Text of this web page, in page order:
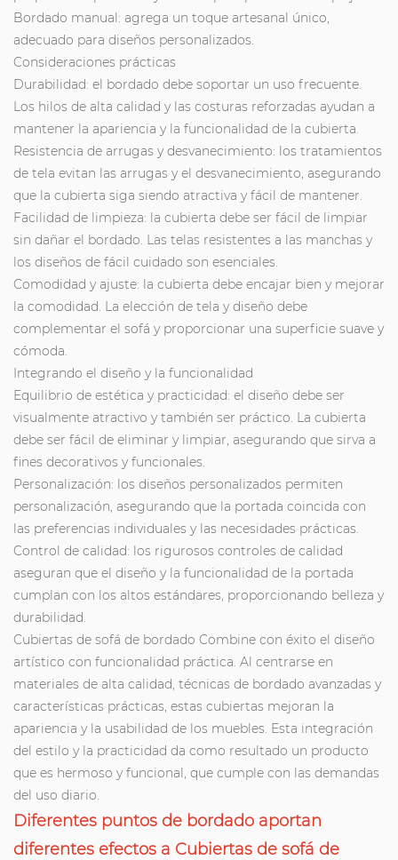
Bordado manual: agrega un toque artesanal único,
adecuado para diseños personalizados.
Consideraciones prácticas
Durabilidad: el bordado debe soportar un uso frecuente.
Los hilos de alta calidad y las costuras reforzadas ayudan a
mantener la apariencia y la funcionalidad de la cubierta.
Resistencia de arrugas y desvanecimiento: los tratamientos
de tela evitan las arrugas y el desvanecimiento, asegurando
que la cubierta siga siendo atractiva y fácil de mantener.
Facilidad de limpieza: la cubierta debe ser fácil de limpiar
sin dañar el bordado. Las telas resistentes a las manchas y
los diseños de fácil cuidado son esenciales.
Comodidad y ajuste: la cubierta debe encajar bien y mejorar
la comodidad. La elección de tela y diseño debe
complementar el sofá y proporcionar una superficie suave y
cómoda.
Integrando el diseño y la funcionalidad
Equilibrio de estética y practicidad: el diseño debe ser
visualmente atractivo y también ser práctico. La cubierta
debe ser fácil de eliminar y limpiar, asegurando que sirva a
fines decorativos y funcionales.
Personalización: los diseños personalizados permiten
personalización, asegurando que la portada coincida con
las preferencias individuales y las necesidades prácticas.
Control de calidad: los rigurosos controles de calidad
aseguran que el diseño y la funcionalidad de la portada
cumplan con los altos estándares, proporcionando belleza y
durabilidad.
Cubiertas de sofá de bordado Combine con éxito el diseño
artístico con funcionalidad práctica. Al centrarse en
materiales de alta calidad, técnicas de bordado avanzadas y
características prácticas, estas cubiertas mejoran la
apariencia y la usabilidad de los muebles. Esta integración
del estilo y la practicidad da como resultado un producto
que es hermoso y funcional, que cumple con las demandas
del uso diario.
Diferentes puntos de bordado aportan
diferentes efectos a Cubiertas de sofá de